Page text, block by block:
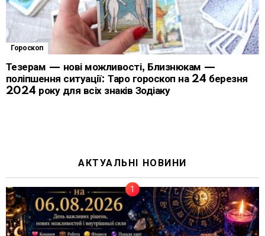
Гороскоп
Тезерам — нові можливості, Близнюкам —
поліпшення ситуації: Таро гороскоп на 24 березня
2024 року для всіх знаків Зодіаку
АКТУАЛЬНІ НОВИНИ